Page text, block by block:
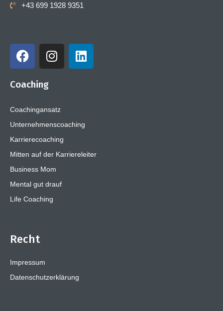
+43 699 1928 9351
Coaching
Coachingansatz
Unternehmenscoaching
Karrierecoaching
Mitten auf der Karriereleiter
Business Mom
Mental gut drauf
Life Coaching
Recht
Impressum
Datenschutzerklärung